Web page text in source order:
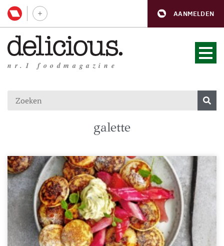
AANMELDEN
nr.1 foodmagazine
galette